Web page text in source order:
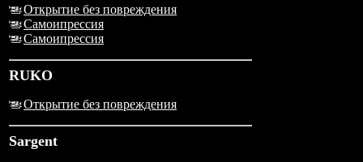
Открытие без повреждения
Самоипрессия
Самоипрессия
RUKO
Открытие без повреждения
Sargent